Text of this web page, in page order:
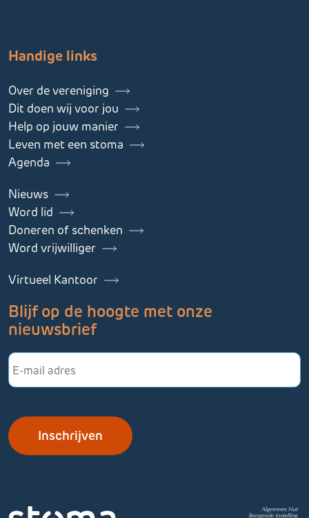
Handige links
Over de vereniging
Dit doen wij voor jou
Help op jouw manier
Leven met een stoma
Agenda
Nieuws
Word lid
Doneren of schenken
Word vrijwilliger
Virtueel Kantoor
Blijf op de hoogte met onze
nieuwsbrief
E-
mailadres